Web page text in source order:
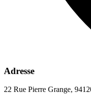
Adresse
22 Rue Pierre Grange,